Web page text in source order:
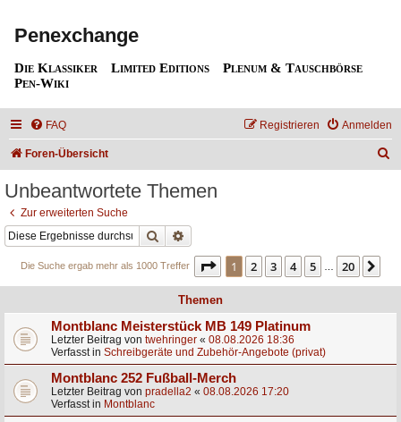
Penexchange
Die Klassiker Limited Editions
Plenum & Tauschbörse
Pen-Wiki
FAQ Anmelden
Registrieren
Foren-Übersicht
Unbeantwortete Themen
Zur erweiterten Suche
Suche
Die Suche ergab mehr als 1000 Treffer Seite 1von 20
1 2 3 4 5 … 20
Themen
Montblanc Meisterstück MB 149 Platinum
Letzter Beitrag von twehringer « 08.08.2026 18:36
Verfasst in Schreibgeräte und Zubehör-Angebote (privat)
Montblanc 252 Fußball-Merch
Letzter Beitrag von pradella2 « 08.08.2026 17:20
Verfasst in Montblanc